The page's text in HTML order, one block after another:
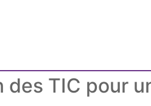
des TIC pour